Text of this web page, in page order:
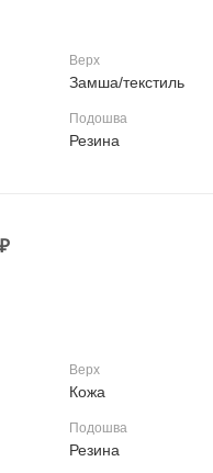
Верх
Замша/текстиль
Подошва
Резина
₽
Верх
Кожа
Подошва
Резина